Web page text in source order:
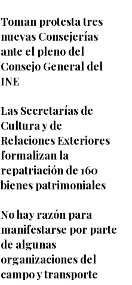
Toman protesta tres
nuevas Consejerías
ante el pleno del
Consejo General del
INE
Las Secretarías de
Cultura y de
Relaciones Exteriores
formalizan la
repatriación de 160
bienes patrimoniales
No hay razón para
manifestarse por parte
de algunas
organizaciones del
campo y transporte